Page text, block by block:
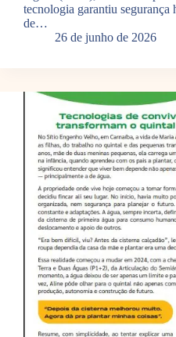
tecnologia garantiu segurança
de…
26 de junho de 2026